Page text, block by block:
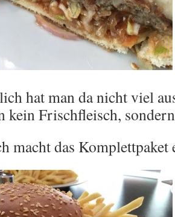
hat man da nicht viel
kein Frischfleisch,
macht das Komplettpaket